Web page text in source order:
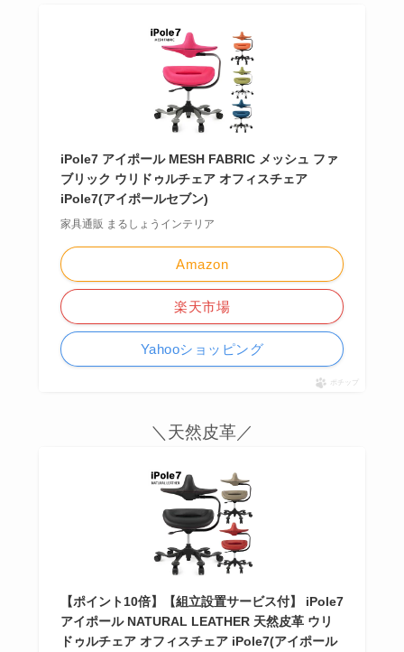
iPole7 アイポール MESH FABRIC メッシュ ファ
ブリック ウリドゥルチェア オフィスチェア
iPole7(アイポールセブン)
家具通販 まるしょうインテリア
Amazon
楽天市場
Yahooショッピング
ポチップ
＼天然皮革／
【ポイント10倍】【組立設置サービス付】 iPole7
アイポール NATURAL LEATHER 天然皮革 ウリ
ドゥルチェア オフィスチェア iPole7(アイポール